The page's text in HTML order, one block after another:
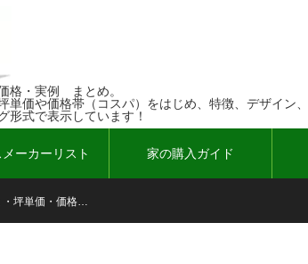
格・実例 まとめ
価や価格帯（コスパ）をはじめ、特徴、デザイン
形式で表示しています！
ーカーリスト 家の購入ガイド
・坪単価・価格…